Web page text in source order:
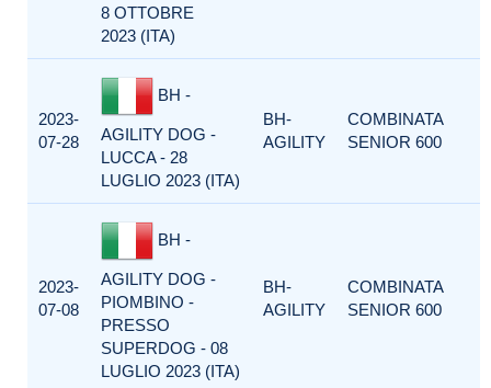
8 OTTOBRE
2023 (ITA)
2023-
07-28
BH -
AGILITY DOG -
LUCCA - 28
LUGLIO 2023 (ITA)
BH-
AGILITY
COMBINATA
SENIOR 600
2023-
07-08
BH -
AGILITY DOG -
PIOMBINO -
PRESSO
SUPERDOG - 08
LUGLIO 2023 (ITA)
BH-
AGILITY
COMBINATA
SENIOR 600